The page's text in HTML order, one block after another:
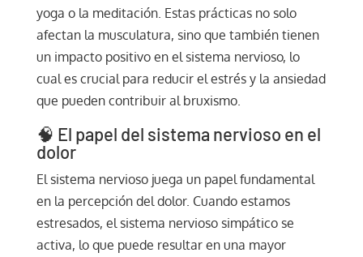
yoga o la meditación. Estas prácticas no solo
afectan la musculatura, sino que también tienen
un impacto positivo en el sistema nervioso, lo
cual es crucial para reducir el estrés y la ansiedad
que pueden contribuir al bruxismo.
🧠 El papel del sistema nervioso en el
dolor
El sistema nervioso juega un papel fundamental
en la percepción del dolor. Cuando estamos
estresados, el sistema nervioso simpático se
activa, lo que puede resultar en una mayor